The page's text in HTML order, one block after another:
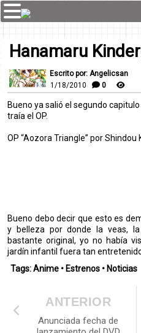
Hanamaru
Escrito por: Angelicsan
1/18/2010
0
Bueno ya salió el segundo
traía el OP.
OP “Aozora Triangle” por Shindou
Bueno debo decir que esto es
y belleza por donde la veas,
bastante original, yo no había
jardín infantil fuera tan
Tags:Anime • Estrenos • Noticias
ANTERIOR
Anunciada fecha de